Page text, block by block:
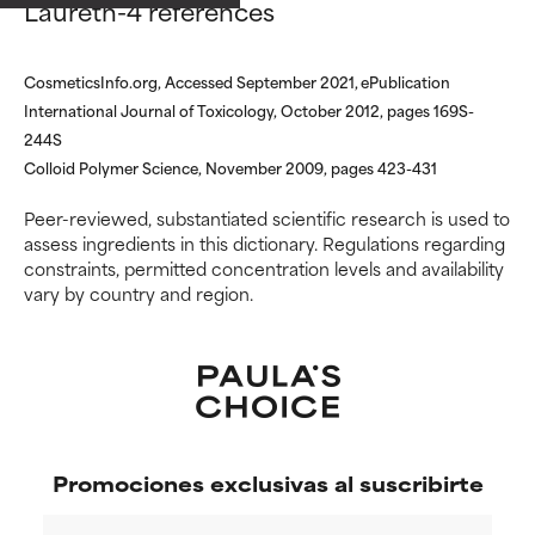
Laureth-4 references
CosmeticsInfo.org, Accessed September 2021, ePublication
International Journal of Toxicology, October 2012, pages 169S-
244S
Colloid Polymer Science, November 2009, pages 423-431
Peer-reviewed, substantiated scientific research is used to
assess ingredients in this dictionary. Regulations regarding
constraints, permitted concentration levels and availability
vary by country and region.
respaldo científico.
POCO
RECOMENDABLE
beneficios se recomienda
causar irritación, especialmente
si se combina con otros
ingredientes problemáticos.
Ha demostrado provocar
efectos adversos como
irritación, inflamación o
o junto con otros ingredientes
respaldo científico.
POCO
RECOMENDABLE
beneficios se recomienda
causar irritación, especialmente
si se combina con otros
ingredientes problemáticos.
Ha demostrado provocar
efectos adversos como
irritación, inflamación o
o junto con otros ingredientes
Promociones exclusivas al suscribirte